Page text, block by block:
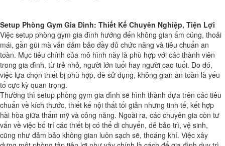
Setup Phòng Gym Gia Đình: Thiết Kế Chuyên Nghiệp, Tiện Lợi
Việc setup phòng gym gia đình hướng đến không gian ấm cúng, thoải
mái, gần gũi mà vẫn đảm bảo đầy đủ chức năng và tiêu chuẩn an
toàn. Mục tiêu chính của mô hình này là phù hợp với các thành viên
trong gia đình, từ trẻ nhỏ, người lớn tuổi hay người cao tuổi. Do đó,
việc lựa chọn thiết bị phù hợp, dễ sử dụng, không gian an toàn là yếu
tố cực kỳ quan trọng.
Thường thì setup phòng gym gia đình sẽ hình thành dựa trên các tiêu
chuẩn về kích thước, thiết kế nội thất tối giản nhưng tinh tế, kết hợp
hài hòa giữa thẩm mỹ và công năng. Ngoài ra, các chuyên gia còn tư
vấn về việc bố trí các thiết bị có thể di chuyển, dễ bảo trì, vệ sinh,
cũng như đảm bảo không gian luôn sạch sẽ, thoáng khí. Việc xây